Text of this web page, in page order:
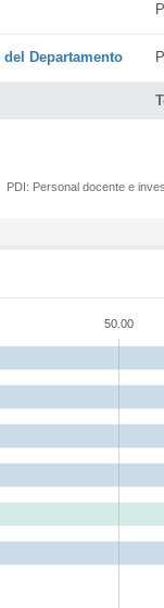
Departamento
PDI: Personal docente e
50.00